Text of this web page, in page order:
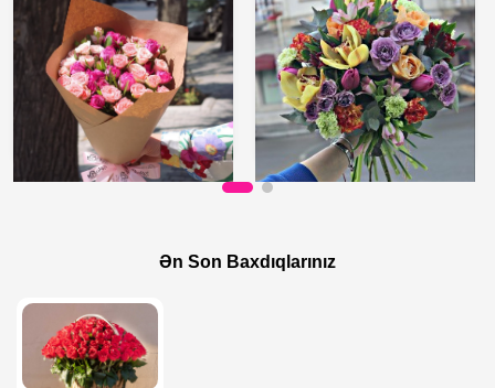
Şəfəq Aurası Rənglərin ahəngi
Ən Son Baxdıqlarınız